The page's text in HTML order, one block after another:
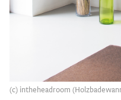
(c) intheheadroom